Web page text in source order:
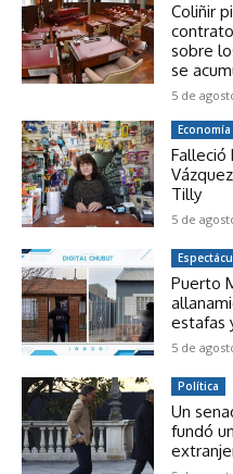
Coliñir
sobre
se
5 de
Economía
Falleció
Tilly
5 de
Puerto
estafas
5 de
Política
Un
fundó